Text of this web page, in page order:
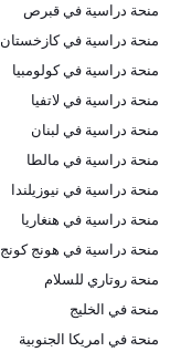
منحة دراسية في قبرص
منحة دراسية في كازخستان
منحة دراسية في كولومبيا
منحة دراسية في لاتفيا
منحة دراسية في لبنان
منحة دراسية في مالطا
منحة دراسية في نيوزيلندا
منحة دراسية في هنغاريا
منحة دراسية في هونج كونج
منحة روتاري للسلام
منحة في الخليج
منحة في امريكا الجنوبية